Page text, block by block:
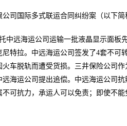
司国际多式联运合同纠纷案（以下简
中远海运公司运输一批液晶显示面板
特拉。中远海运公司签发了4套不可
车脱轨而遭受货损。三井保险公司
海运公司提出追偿。中远海运公司
可抗力，承运人可以免责；即使不